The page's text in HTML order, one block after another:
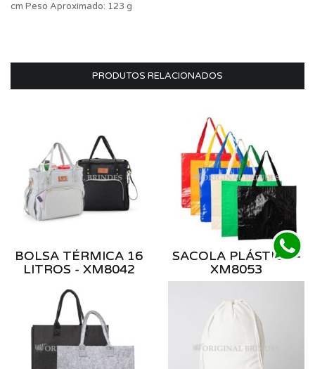
cm Peso Aproximado: 123 g
PRODUTOS RELACIONADOS
BOLSA TÉRMICA 16
LITROS - XM8042
SACOLA PLÁSTICA -
XM8053